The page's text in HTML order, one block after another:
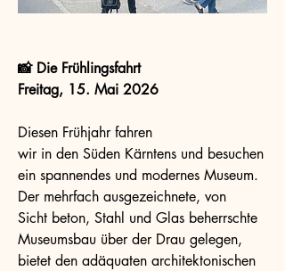
📸 Die Frühlingsfahrt
Freitag, 15. Mai 2026
Diesen Frühjahr fahren
wir in den Süden Kärntens und besuchen
ein spannendes und modernes Museum.
Der mehrfach ausgezeichnete, von
Sicht­ beton, Stahl und Glas beherrschte
Museumsbau über der Drau gelegen,
bietet den adäquaten architektonischen